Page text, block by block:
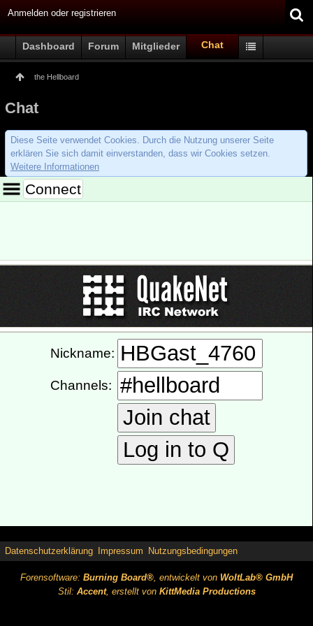
Anmelden oder registrieren
Dashboard Forum Mitglieder Chat
the Hellboard
Chat
Diese Seite verwendet Cookies. Durch die Nutzung unserer Seite
erklären Sie sich damit einverstanden, dass wir Cookies setzen.
Weitere Informationen
Datenschutzerklärung Impressum Nutzungsbedingungen
Forensoftware: Burning Board®, entwickelt von WoltLab® GmbH
Stil: Accent, erstellt von KittMedia Productions